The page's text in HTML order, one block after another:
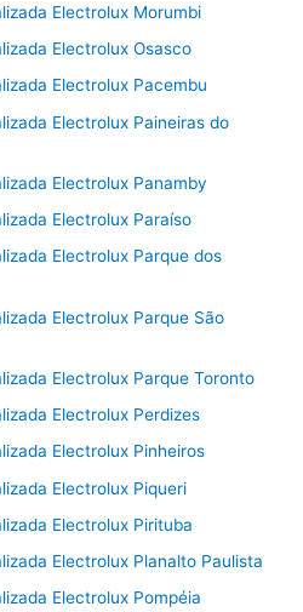
Electrolux Morumbi
Electrolux Osasco
Electrolux Pacembu
Electrolux Paineiras do
Electrolux Panamby
Electrolux Paraíso
Electrolux Parque dos
Electrolux Parque São
Electrolux Parque Toronto
Electrolux Perdizes
Electrolux Pinheiros
Electrolux Piqueri
Electrolux Pirituba
Electrolux Planalto Paulista
Electrolux Pompéia